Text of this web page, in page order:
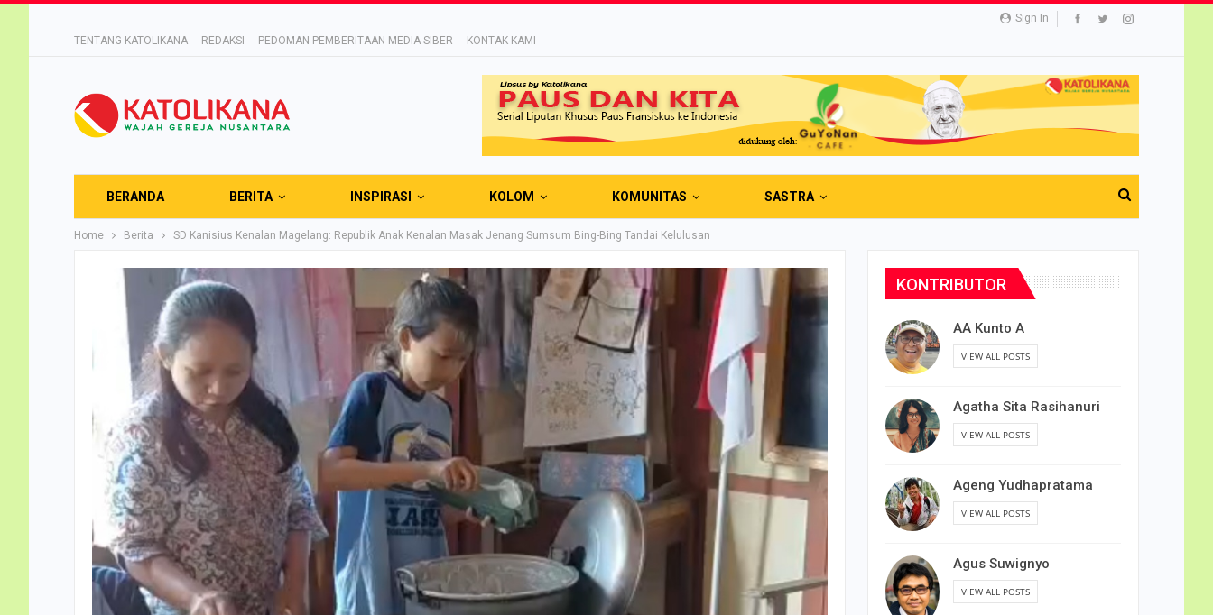
Sign In
TENTANG KATOLIKANA
REDAKSI PEDOMAN PEMBERITAAN MEDIA SIBER KONTAK KAMI
BERANDA BERITA INSPIRASI KOLOM KOMUNITAS SASTRA
Home Berita SD Kanisius Kenalan Magelang: Republik Anak Kenalan Masak Jenang Sumsum Bing-Bing Tandai Kelulusan
KONTRIBUTOR
AA Kunto A
VIEW ALL POSTS
Agatha Sita Rasihanuri
VIEW ALL POSTS
Ageng Yudhapratama
VIEW ALL POSTS
Agus Suwignyo
VIEW ALL POSTS